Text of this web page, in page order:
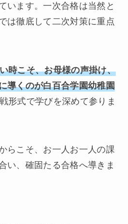
います。一次合格は当然と
は徹底して二次対策に重点
時こそ、お母様の声掛け、
導くのが白百合学園幼稚園
形式で学びを深めて参りま
らこそ、お一人お一人の課
い、確固たる合格へ導きま